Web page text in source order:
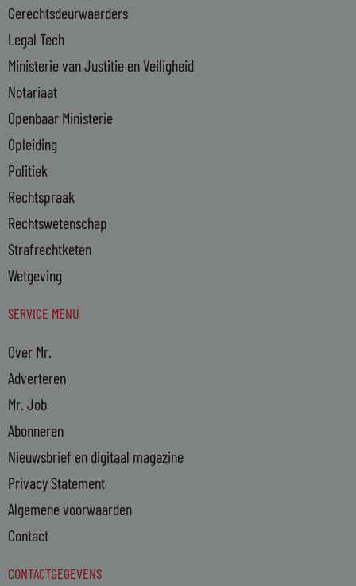
n
Gerechtsdeurwaarders
Legal Tech
Ministerie van Justitie en Veiligheid
Notariaat
Openbaar Ministerie
Opleiding
Politiek
Rechtspraak
Rechtswetenschap
Strafrechtketen
Wetgeving
SERVICE MENU
Over Mr.
Adverteren
Mr. Job
Abonneren
Nieuwsbrief en digitaal magazine
Privacy Statement
Algemene voorwaarden
Contact
CONTACTGEGEVENS